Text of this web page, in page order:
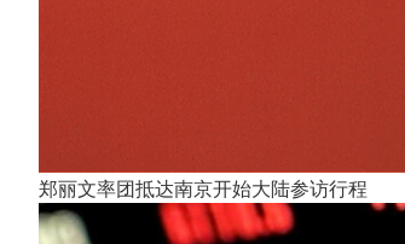
郑丽文率团抵达南京开始大陆参访行程